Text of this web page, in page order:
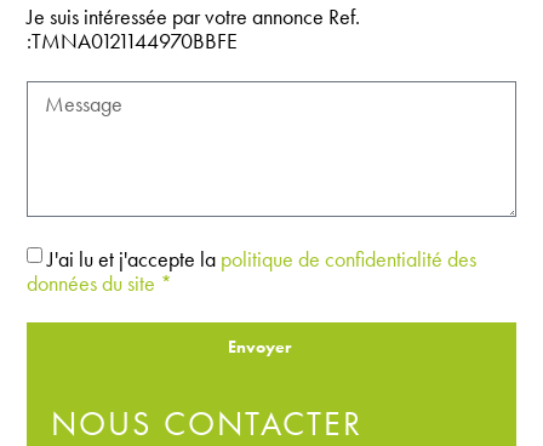
Je suis intéressée par votre annonce Ref.
:TMNA0121144970BBFE
J'ai lu et j'accepte la politique de confidentialité des
données du site *
Envoyer
NOUS CONTACTER